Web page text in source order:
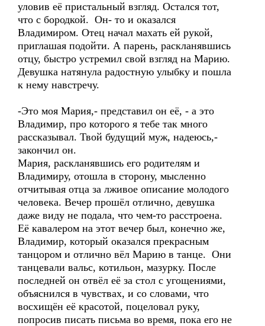
уловив её пристальный взгляд. Остался тот,
что с бородкой. Он- то и оказался
Владимиром. Отец начал махать ей рукой,
приглашая подойти. А парень, раскланявшись
отцу, быстро устремил свой взгляд на Марию.
Девушка натянула радостную улыбку и пошла
к нему навстречу.
-Это моя Мария,- представил он её, - а это
Владимир, про которого я тебе так много
рассказывал. Твой будущий муж, надеюсь,-
закончил он.
Мария, раскланявшись его родителям и
Владимиру, отошла в сторону, мысленно
отчитывая отца за лживое описание молодого
человека. Вечер прошёл отлично, девушка
даже виду не подала, что чем-то расстроена.
Её кавалером на этот вечер был, конечно же,
Владимир, который оказался прекрасным
танцором и отлично вёл Марию в танце. Они
танцевали вальс, котильон, мазурку. После
последней он отвёл её за стол с угощениями,
объяснился в чувствах, и со словами, что
восхищён её красотой, поцеловал руку,
попросив писать письма во время, пока его не